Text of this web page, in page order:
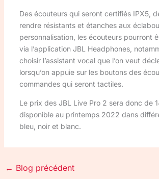
Des écouteurs qui seront certifiés IPX5,
rendre résistants et étanches aux
personnalisation, les écouteurs pourront
via l’application JBL Headphones,
choisir l’assistant vocal que l’on veut
lorsqu’on appuie sur les boutons des
commandes qui seront tactiles.
Le prix des JBL Live Pro 2 sera donc de
disponible au printemps 2022 dans
bleu, noir et blanc.
← Blog précédent